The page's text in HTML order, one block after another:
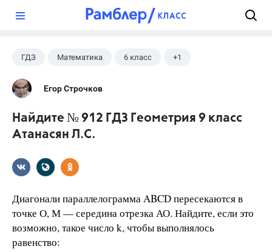
ГДЗ Математика 6 класс +1
Дорофеев Г. В.
Егор Строчков
Найдите № 912 ГДЗ Геометрия 9 класс
Атанасян Л.С.
Диагонали параллелограмма ABCD пересекаются в
точке О, М — середина отрезка АО. Найдите, если это
возможно, такое число k, чтобы выполнялось
равенство: